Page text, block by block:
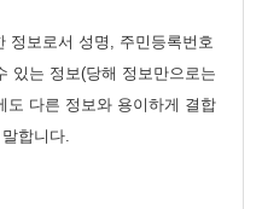
정보로서 성명, 주민등록번호
있는 정보(당해 정보만으로는
도 다른 정보와 용이하게 결합
합니다.